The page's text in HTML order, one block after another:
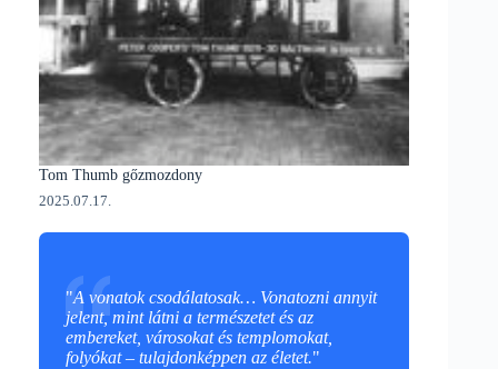
Tom Thumb gőzmozdony
2025.07.17.
"A vonatok csodálatosak… Vonatozni annyit
jelent, mint látni a természetet és az
embereket, városokat és templomokat,
folyókat – tulajdonképpen az életet."